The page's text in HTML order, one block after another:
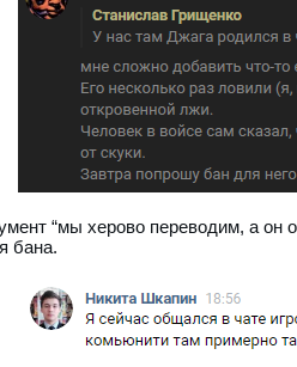
“мы херово переводим, а он
бана.